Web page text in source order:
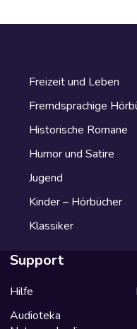
Freizeit und Leben
Fremdsprachige
Historische Romane
Humor und Satire
Jugend
Kinder – Hörbücher
Klassiker
Support
Hilfe
Audioteka